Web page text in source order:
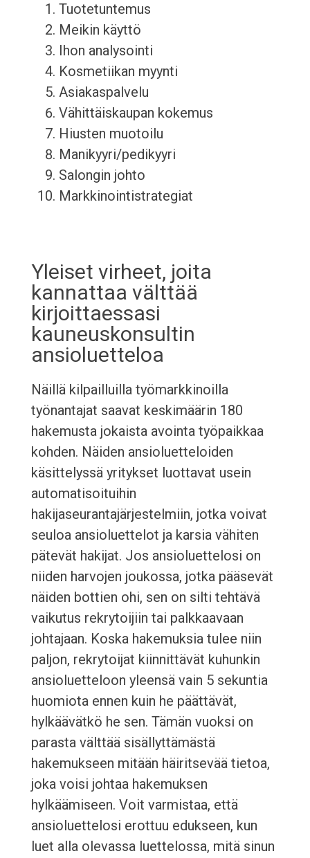
Tuotetuntemus
Meikin käyttö
Ihon analysointi
Kosmetiikan myynti
Asiakaspalvelu
Vähittäiskaupan kokemus
Hiusten muotoilu
Manikyyri/pedikyyri
Salongin johto
Markkinointistrategiat
Yleiset virheet, joita
kannattaa välttää
kirjoittaessasi
kauneuskonsultin
ansioluetteloa
Näillä kilpailluilla työmarkkinoilla
työnantajat saavat keskimäärin 180
hakemusta jokaista avointa työpaikkaa
kohden. Näiden ansioluetteloiden
käsittelyssä yritykset luottavat usein
automatisoituihin
hakijaseurantajärjestelmiin, jotka voivat
seuloa ansioluettelot ja karsia vähiten
pätevät hakijat. Jos ansioluettelosi on
niiden harvojen joukossa, jotka pääsevät
näiden bottien ohi, sen on silti tehtävä
vaikutus rekrytoijiin tai palkkaavaan
johtajaan. Koska hakemuksia tulee niin
paljon, rekrytoijat kiinnittävät kuhunkin
ansioluetteloon yleensä vain 5 sekuntia
huomiota ennen kuin he päättävät,
hylkäävätkö he sen. Tämän vuoksi on
parasta välttää sisällyttämästä
hakemukseen mitään häiritsevää tietoa,
joka voisi johtaa hakemuksen
hylkäämiseen. Voit varmistaa, että
ansioluettelosi erottuu edukseen, kun
luet alla olevassa luettelossa, mitä sinun